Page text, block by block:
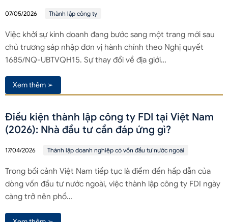
07/05/2026 Thành lập công ty
Việc khởi sự kinh doanh đang bước sang một trang mới sau
chủ trương sáp nhập đơn vị hành chính theo Nghị quyết
1685/NQ-UBTVQH15. Sự thay đổi về địa giới…
Xem thêm ➢
Điều kiện thành lập công ty FDI tại Việt Nam
(2026): Nhà đầu tư cần đáp ứng gì?
17/04/2026 Thành lập doanh nghiệp có vốn đầu tư nước ngoài
Trong bối cảnh Việt Nam tiếp tục là điểm đến hấp dẫn của
dòng vốn đầu tư nước ngoài, việc thành lập công ty FDI ngày
càng trở nên phổ…